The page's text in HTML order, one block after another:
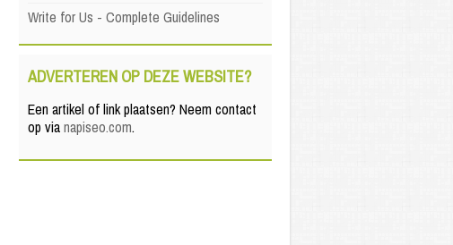
Write for Us - Complete Guidelines
ADVERTEREN OP DEZE WEBSITE?
Een artikel of link plaatsen? Neem contact
op vianapiseo.com.